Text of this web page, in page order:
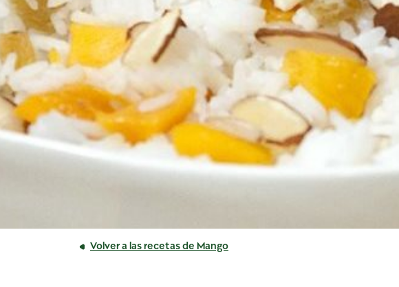
Volver a las recetas de Mango